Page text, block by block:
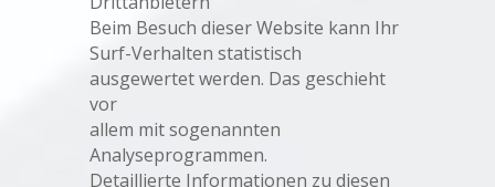
Beim Besuch dieser Website kann Ihr
Surf-Verhalten statistisch
ausgewertet werden. Das geschieht
vor
allem mit sogenannten
Analyseprogrammen.
Detaillierte Informationen zu diesen